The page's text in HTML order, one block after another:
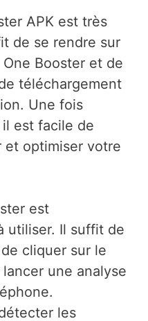
APK est très
de se rendre sur
Booster et de
téléchargement
Une fois
il est facile de
et optimiser votre
est
utiliser. Il suffit de
cliquer sur le
une analyse
les